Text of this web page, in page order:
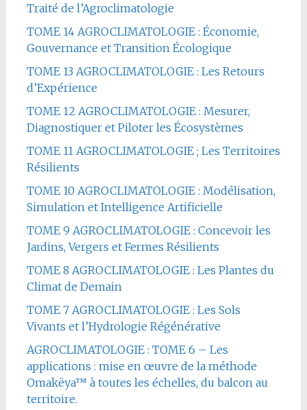
Traité de l’Agroclimatologie
TOME 14 AGROCLIMATOLOGIE : Économie,
Gouvernance et Transition Écologique
TOME 13 AGROCLIMATOLOGIE : Les Retours
d’Expérience
TOME 12 AGROCLIMATOLOGIE : Mesurer,
Diagnostiquer et Piloter les Écosystèmes
TOME 11 AGROCLIMATOLOGIE ; Les Territoires
Résilients
TOME 10 AGROCLIMATOLOGIE : Modélisation,
Simulation et Intelligence Artificielle
TOME 9 AGROCLIMATOLOGIE : Concevoir les
Jardins, Vergers et Fermes Résilients
TOME 8 AGROCLIMATOLOGIE : Les Plantes du
Climat de Demain
TOME 7 AGROCLIMATOLOGIE : Les Sols
Vivants et l’Hydrologie Régénérative
AGROCLIMATOLOGIE : TOME 6 – Les
applications : mise en œuvre de la méthode
Omakëya™ à toutes les échelles, du balcon au
territoire.